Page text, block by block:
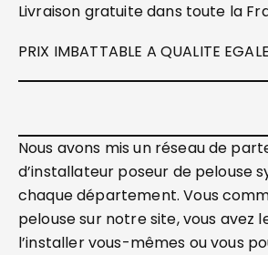
Livraison gratuite dans toute la
PRIX IMBATTABLE A QUALITE
Nous avons mis un réseau de
d’installateur poseur de pelouse
chaque département. Vous
pelouse sur notre site, vous avez
l’installer vous-mêmes ou vous